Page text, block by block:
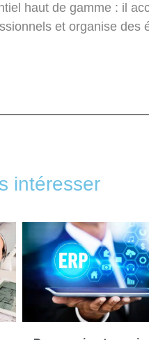
haut de gamme : il
et organise des
intéresser